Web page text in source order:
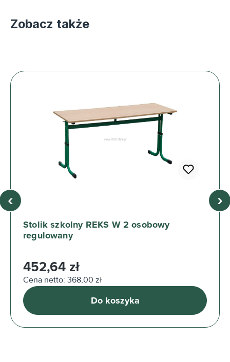
Zobacz także
Stolik szkolny REKS W 2 osobowy
regulowany
Cena regularna:
452,64 zł
Cena netto: 368,00 zł
Do koszyka
‹ ›